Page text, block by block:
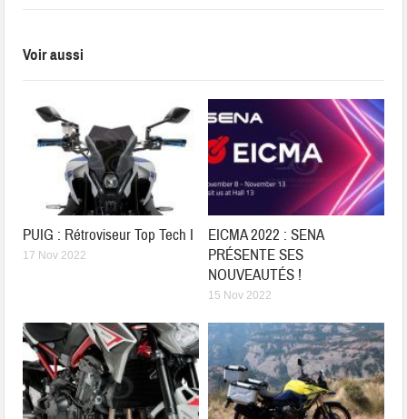
Voir aussi
PUIG : Rétroviseur Top Tech I
17 Nov 2022
EICMA 2022 : SENA
PRÉSENTE SES
NOUVEAUTÉS !
15 Nov 2022